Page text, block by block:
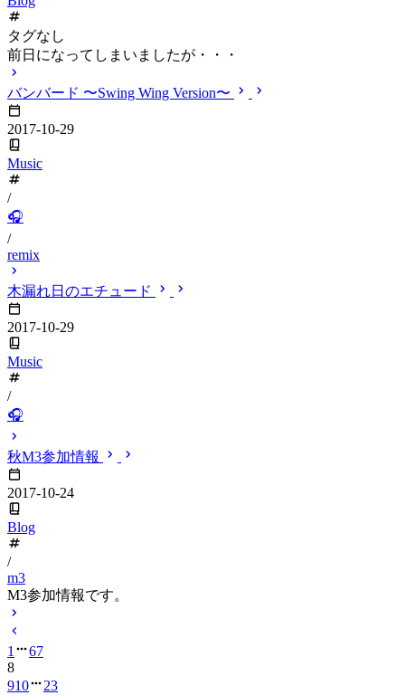
タグなし
前日になってしまいましたが・・・
バンバード 〜Swing Wing Version〜
2017-10-29
Music
/
🎧
/
remix
木漏れ日のエチュード
2017-10-29
Music
/
🎧
秋M3参加情報
2017-10-24
Blog
/
m3
M3参加情報です。
1 67
8
910 23